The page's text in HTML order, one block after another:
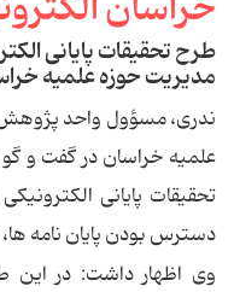
طرح تحقیقات پایانی
مدیریت حوزه علمیه
ندری، مسؤول واحد پژوهش
علمیه خراسان در گفت و
تحقیقات پایانی
دسترس بودن پایان نامه
وی اظهار داشت: در این